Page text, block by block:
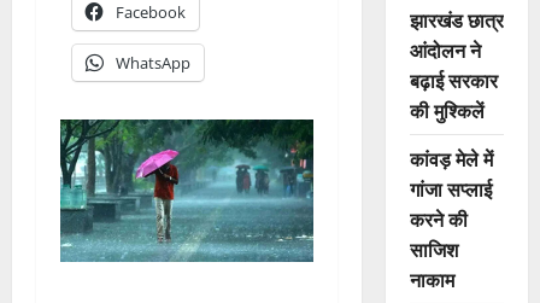
Facebook
WhatsApp
झारखंड छात्र
आंदोलन ने
बढ़ाई सरकार
की मुश्किलें
कांवड़ मेले में
गांजा सप्लाई
करने की
साजिश
नाकाम